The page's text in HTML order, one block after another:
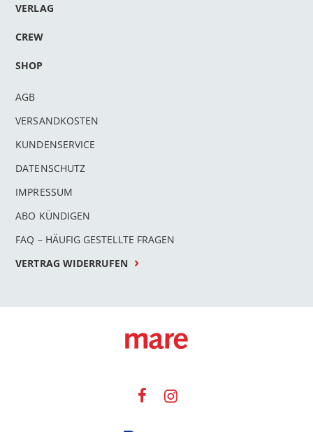
VERLAG
CREW
SHOP
AGB
VERSANDKOSTEN
KUNDENSERVICE
DATENSCHUTZ
IMPRESSUM
ABO KÜNDIGEN
FAQ – HÄUFIG GESTELLTE FRAGEN
VERTRAG WIDERRUFEN